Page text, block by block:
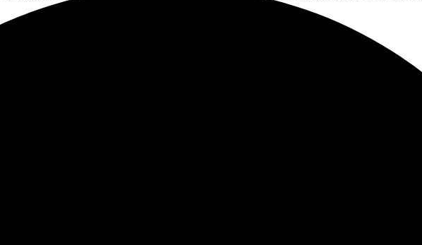
Сам процесс оформления прост и интуитивно понятен. Менеджеры отзывчивые,